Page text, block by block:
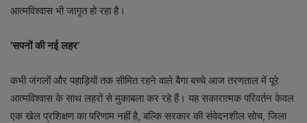
आत्मविश्वास भी जागृत हो रहा है।
’सपनों की नई लहर’
कभी जंगलों और पहाड़ियों तक सीमित रहने वाले बैगा बच्चे आज तरणताल में पूरे
आत्मविश्वास के साथ लहरों से मुकाबला कर रहे हैं। यह सकारात्मक परिवर्तन केवल
एक खेल प्रशिक्षण का परिणाम नहीं है, बल्कि सरकार की संवेदनशील सोच, जिला